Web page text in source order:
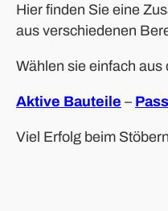
Hier finden Sie eine
aus verschiedenen
Wählen sie einfach
Aktive Bauteile –
Viel Erfolg beim